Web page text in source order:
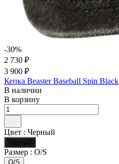
-30%
2 730 ₽
3 900 ₽
Кепка Beaster Baseball Spin Black
В наличии
В корзину
Цвет : Черный
Черный
Размер : O/S
O/S